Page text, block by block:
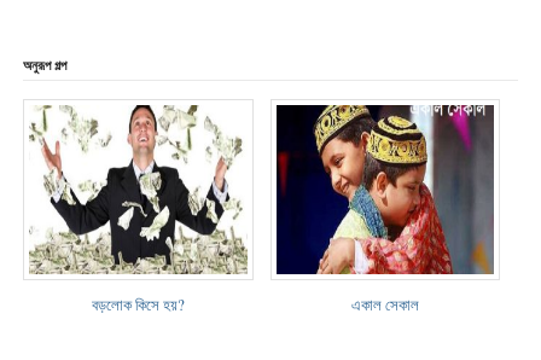
অনুরূপ গল্প
বড়লোক কিসে হয়? একাল সেকাল